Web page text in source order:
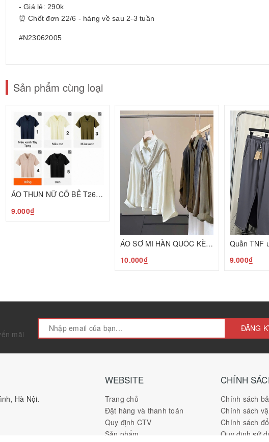
- Giá lẻ: 290k
⏰ Chốt đơn 22/6 - hàng về sau 2-3 tuần
#N23062005
Sản phẩm cùng loại
ÁO THUN NỮ CỔ BẺ T26080601
9.000₫
ÁO SƠ MI HÀN QUỐC KÈM KHĂN LEN T26080506
10.000₫
9.000₫
50.000₫
mãi
ĐĂNG
Hà Nội.
WEBSITE
Trang chủ
Đặt hàng và thanh toán
Quy định CTV
Sản phẩm
CHÍNH
Chính sách
Chính sách
Chính sách
Quy định sử